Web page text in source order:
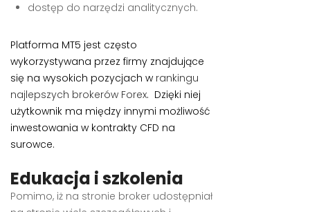
dostęp do narzędzi analitycznych.
Platforma MT5 jest często
wykorzystywana przez firmy znajdujące
się na wysokich pozycjach w rankingu
najlepszych brokerów Forex. Dzięki niej
użytkownik ma między innymi możliwość
inwestowania w kontrakty CFD na
surowce.
Edukacja i szkolenia
Pomimo, iż na stronie broker udostępniał